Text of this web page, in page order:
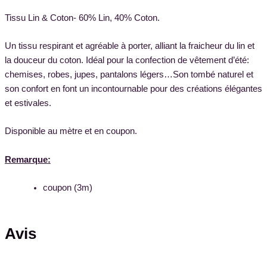
Tissu Lin & Coton- 60% Lin, 40% Coton.
Un tissu respirant et agréable à porter, alliant la fraicheur du lin et
la douceur du coton. Idéal pour la confection de vêtement d’été:
chemises, robes, jupes, pantalons légers…Son tombé naturel et
son confort en font un incontournable pour des créations élégantes
et estivales.
Disponible au mètre et en coupon.
Remarque:
coupon (3m)
Avis